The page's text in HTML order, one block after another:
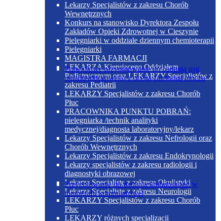
Lekarzy Specjalistów z zakresu Chorób
Wewnętrznych
Konkurs na stanowisko Dyrektora Zespołu
Zakładów Opieki Zdrowotnej w Cieszynie
Pielęgniarki w oddziale dziennym chemioterapii
Pielęgniarki
MAGISTRA FARMACJI
LEKARZA Kierującego Oddziałem
Pediatrycznym oraz LEKARZY Specjalistów z
zakresu Pediatrii
LEKARZY Specjalistów z zakresu Chorób
Płuc
PRACOWNIKA PUNKTU POBRAŃ:
pielęgniarka /technik analityki
medycznej/diagnosta laboratoryjny/lekarz
Lekarzy Specjalistów z zakresu Nefrologii oraz
Chorób Wewnętrznych
Lekarzy Specjalistów z zakresu Endokrynologii
Lekarzy specjalistów z zakresu radiologii i
diagnostyki obrazowej
Lekarza Specjalistę z zakresu Okulistyki
Lekarza Specjalistę z zakresu Neurologii
LEKARZY Specjalistów z zakresu Chorób
Płuc
LEKARZY różnych specjalizacji
Prawidłowe przygotowanie do badania usg
układu moczowego z oceną zalegania moczu
Przygotowanie do badania kolonoskopii w
tomografii komputerowej